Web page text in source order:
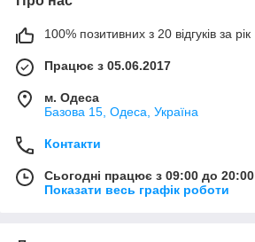
100% позитивних з 20 відгуків за рік
Працює з 05.06.2017
м. Одеса
Базова 15, Одеса, Україна
Контакти
Сьогодні працює з 09:00 до 20:00
Показати весь графік роботи